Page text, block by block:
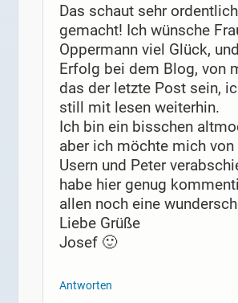
Das schaut sehr
gemacht! Ich wünsche
Oppermann viel Glück,
Erfolg bei dem Blog, von
das der letzte Post sein,
still mit lesen weiterhin.
Ich bin ein bisschen
aber ich möchte mich von
Usern und Peter
habe hier genug
allen noch eine
Liebe Grüße
Josef 🙂
Antworten